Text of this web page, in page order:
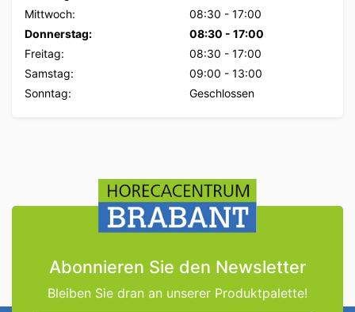
Mittwoch:
08:30 - 17:00
Donnerstag:
08:30 - 17:00
Freitag:
08:30 - 17:00
Samstag:
09:00 - 13:00
Sonntag:
Geschlossen
Abonnieren Sie den Newsletter
Bleiben Sie dran an unserer Produktpalette!